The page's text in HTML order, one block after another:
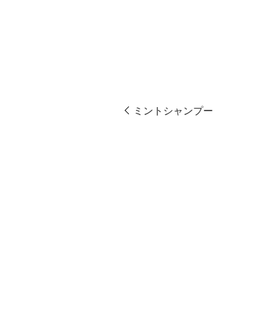
ミントシャンプー